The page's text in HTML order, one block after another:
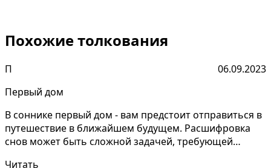
Похожие толкования
П
06.09.2023
Первый дом
В соннике первый дом - вам предстоит отправиться в
путешествие в ближайшем будущем. Расшифровка
снов может быть сложной задачей, требующей
Читать